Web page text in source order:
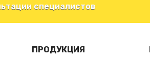
специалистов
ПРОДУКЦИЯ